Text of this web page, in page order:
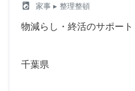
local_laundry_service 家事 ▸ 整理整頓
物減らし・終活のサポート
千葉県